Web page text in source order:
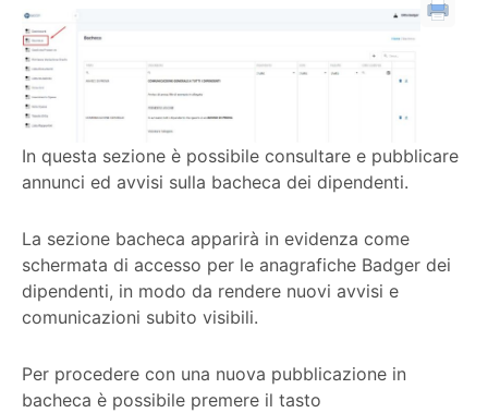
In questa sezione è possibile consultare e pubblicare
annunci ed avvisi sulla bacheca dei dipendenti.
La sezione bacheca apparirà in evidenza come
schermata di accesso per le anagrafiche Badger dei
dipendenti, in modo da rendere nuovi avvisi e
comunicazioni subito visibili.
Per procedere con una nuova pubblicazione in
bacheca è possibile premere il tasto